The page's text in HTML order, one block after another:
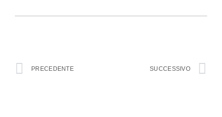
PRECEDENTE SUCCESSIVO